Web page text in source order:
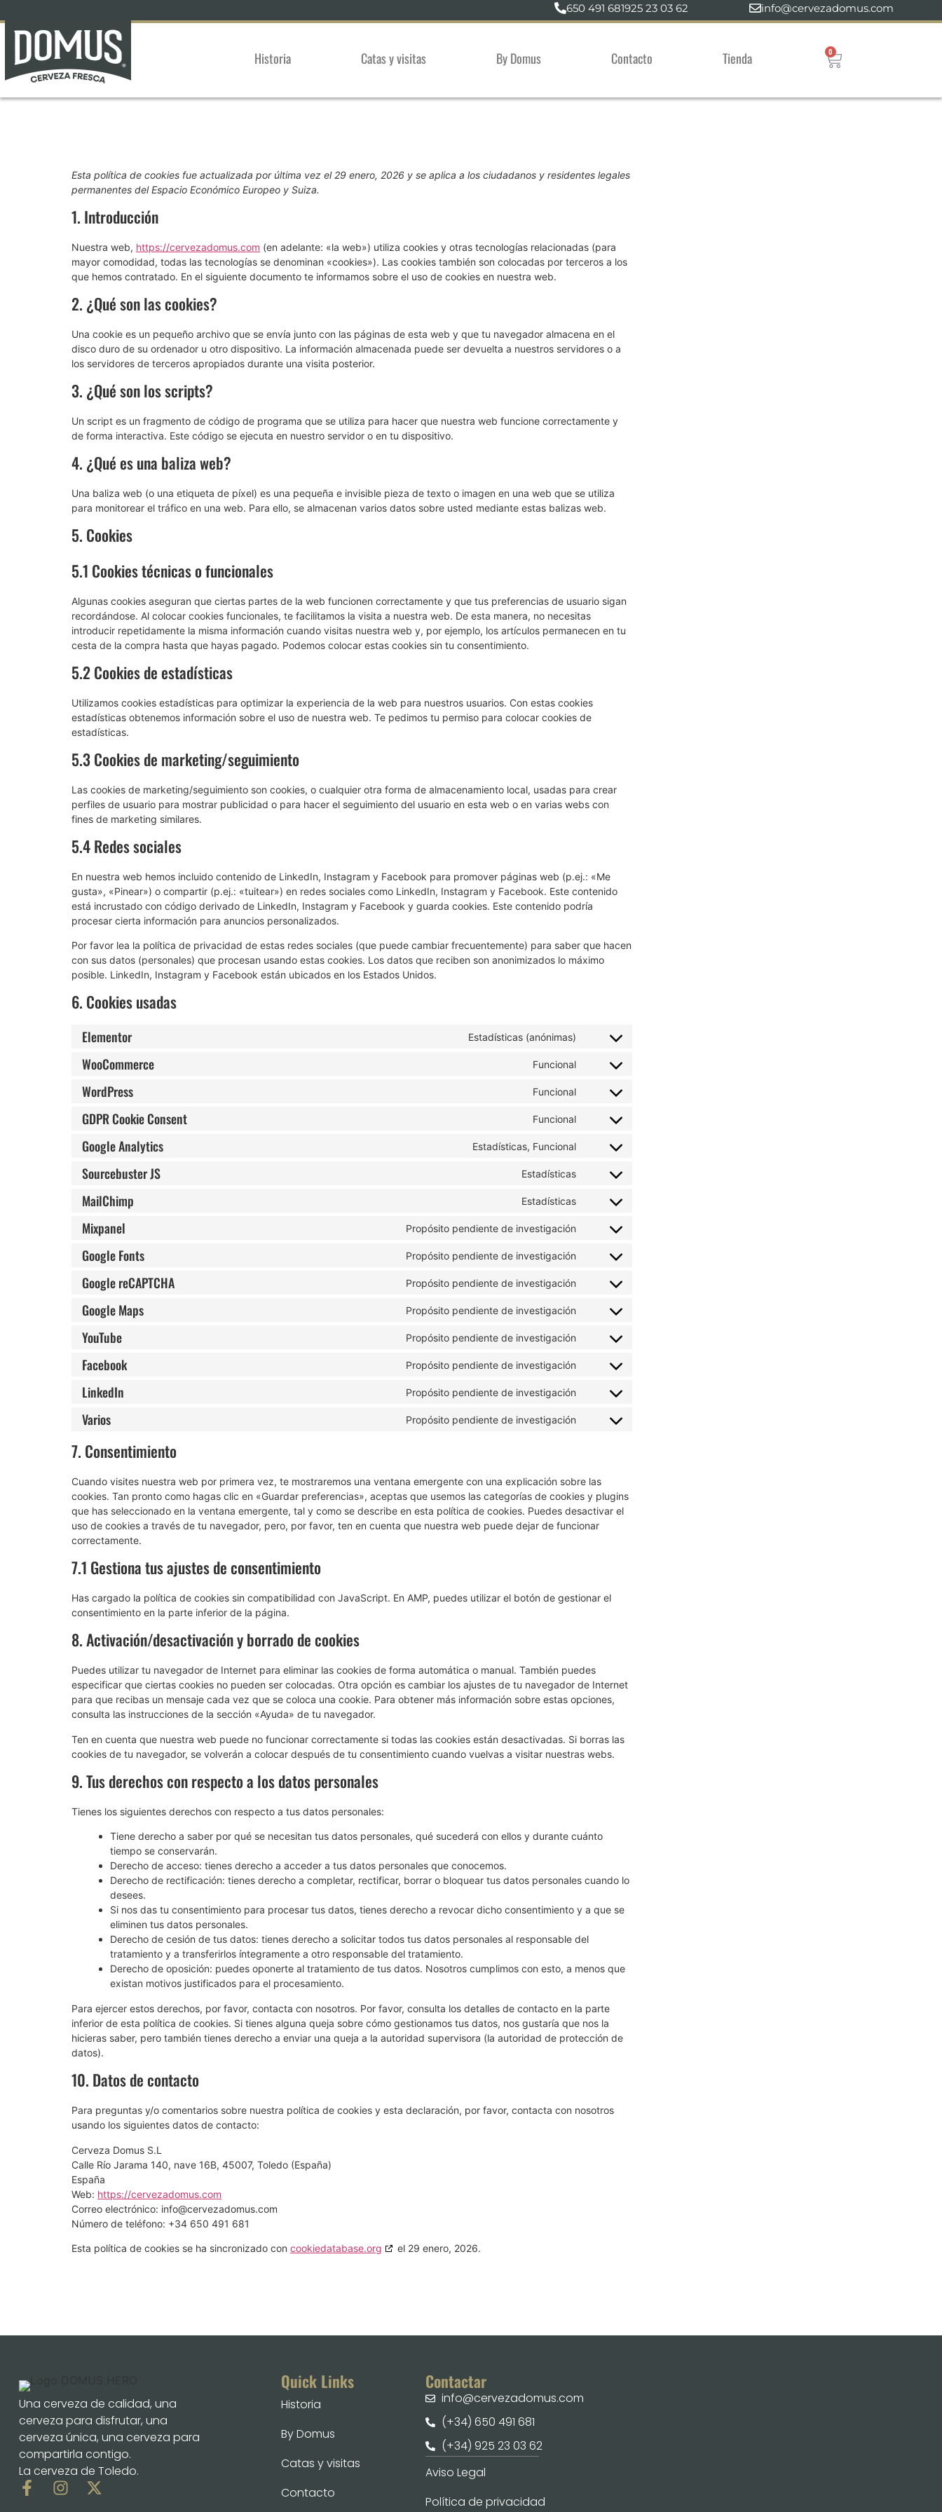
650 491 681925 23 03 62 info@cervezadomus.com
Historia Catas y visitas By Domus Contacto Tienda 0
Esta política de cookies fue actualizada por última vez el 29 enero, 2026 y se aplica a los ciudadanos y residentes legales
permanentes del Espacio Económico Europeo y Suiza.
1. Introducción
Nuestra web, https://cervezadomus.com (en adelante: «la web») utiliza cookies y otras tecnologías relacionadas (para
mayor comodidad, todas las tecnologías se denominan «cookies»). Las cookies también son colocadas por terceros a los
que hemos contratado. En el siguiente documento te informamos sobre el uso de cookies en nuestra web.
2. ¿Qué son las cookies?
Una cookie es un pequeño archivo que se envía junto con las páginas de esta web y que tu navegador almacena en el
disco duro de su ordenador u otro dispositivo. La información almacenada puede ser devuelta a nuestros servidores o a
los servidores de terceros apropiados durante una visita posterior.
3. ¿Qué son los scripts?
Un script es un fragmento de código de programa que se utiliza para hacer que nuestra web funcione correctamente y
de forma interactiva. Este código se ejecuta en nuestro servidor o en tu dispositivo.
4. ¿Qué es una baliza web?
Una baliza web (o una etiqueta de píxel) es una pequeña e invisible pieza de texto o imagen en una web que se utiliza
para monitorear el tráfico en una web. Para ello, se almacenan varios datos sobre usted mediante estas balizas web.
5. Cookies
5.1 Cookies técnicas o funcionales
Algunas cookies aseguran que ciertas partes de la web funcionen correctamente y que tus preferencias de usuario sigan
recordándose. Al colocar cookies funcionales, te facilitamos la visita a nuestra web. De esta manera, no necesitas
introducir repetidamente la misma información cuando visitas nuestra web y, por ejemplo, los artículos permanecen en tu
cesta de la compra hasta que hayas pagado. Podemos colocar estas cookies sin tu consentimiento.
5.2 Cookies de estadísticas
Utilizamos cookies estadísticas para optimizar la experiencia de la web para nuestros usuarios. Con estas cookies
estadísticas obtenemos información sobre el uso de nuestra web. Te pedimos tu permiso para colocar cookies de
estadísticas.
5.3 Cookies de marketing/seguimiento
Las cookies de marketing/seguimiento son cookies, o cualquier otra forma de almacenamiento local, usadas para crear
perfiles de usuario para mostrar publicidad o para hacer el seguimiento del usuario en esta web o en varias webs con
fines de marketing similares.
5.4 Redes sociales
En nuestra web hemos incluido contenido de LinkedIn, Instagram y Facebook para promover páginas web (p.ej.: «Me
gusta», «Pinear») o compartir (p.ej.: «tuitear») en redes sociales como LinkedIn, Instagram y Facebook. Este contenido
está incrustado con código derivado de LinkedIn, Instagram y Facebook y guarda cookies. Este contenido podría
procesar cierta información para anuncios personalizados.
Por favor lea la política de privacidad de estas redes sociales (que puede cambiar frecuentemente) para saber que hacen
con sus datos (personales) que procesan usando estas cookies. Los datos que reciben son anonimizados lo máximo
posible. LinkedIn, Instagram y Facebook están ubicados en los Estados Unidos.
6. Cookies usadas
Elementor Estadísticas (anónimas)
WooCommerce Funcional
WordPress Funcional
GDPR Cookie Consent Funcional
Google Analytics Estadísticas, Funcional
Sourcebuster JS Estadísticas
MailChimp Estadísticas
Mixpanel Propósito pendiente de investigación
Google Fonts Propósito pendiente de investigación
Google reCAPTCHA Propósito pendiente de investigación
Google Maps Propósito pendiente de investigación
YouTube Propósito pendiente de investigación
Facebook Propósito pendiente de investigación
LinkedIn Propósito pendiente de investigación
Varios Propósito pendiente de investigación
7. Consentimiento
Cuando visites nuestra web por primera vez, te mostraremos una ventana emergente con una explicación sobre las
cookies. Tan pronto como hagas clic en «Guardar preferencias», aceptas que usemos las categorías de cookies y plugins
que has seleccionado en la ventana emergente, tal y como se describe en esta política de cookies. Puedes desactivar el
uso de cookies a través de tu navegador, pero, por favor, ten en cuenta que nuestra web puede dejar de funcionar
correctamente.
7.1 Gestiona tus ajustes de consentimiento
Has cargado la política de cookies sin compatibilidad con JavaScript. En AMP, puedes utilizar el botón de gestionar el
consentimiento en la parte inferior de la página.
8. Activación/desactivación y borrado de cookies
Puedes utilizar tu navegador de Internet para eliminar las cookies de forma automática o manual. También puedes
especificar que ciertas cookies no pueden ser colocadas. Otra opción es cambiar los ajustes de tu navegador de Internet
para que recibas un mensaje cada vez que se coloca una cookie. Para obtener más información sobre estas opciones,
consulta las instrucciones de la sección «Ayuda» de tu navegador.
Ten en cuenta que nuestra web puede no funcionar correctamente si todas las cookies están desactivadas. Si borras las
cookies de tu navegador, se volverán a colocar después de tu consentimiento cuando vuelvas a visitar nuestras webs.
9. Tus derechos con respecto a los datos personales
Tienes los siguientes derechos con respecto a tus datos personales:
Tiene derecho a saber por qué se necesitan tus datos personales, qué sucederá con ellos y durante cuánto
tiempo se conservarán.
Derecho de acceso: tienes derecho a acceder a tus datos personales que conocemos.
Derecho de rectificación: tienes derecho a completar, rectificar, borrar o bloquear tus datos personales cuando lo
desees.
Si nos das tu consentimiento para procesar tus datos, tienes derecho a revocar dicho consentimiento y a que se
eliminen tus datos personales.
Derecho de cesión de tus datos: tienes derecho a solicitar todos tus datos personales al responsable del
tratamiento y a transferirlos íntegramente a otro responsable del tratamiento.
Derecho de oposición: puedes oponerte al tratamiento de tus datos. Nosotros cumplimos con esto, a menos que
existan motivos justificados para el procesamiento.
Para ejercer estos derechos, por favor, contacta con nosotros. Por favor, consulta los detalles de contacto en la parte
inferior de esta política de cookies. Si tienes alguna queja sobre cómo gestionamos tus datos, nos gustaría que nos la
hicieras saber, pero también tienes derecho a enviar una queja a la autoridad supervisora (la autoridad de protección de
datos).
10. Datos de contacto
Para preguntas y/o comentarios sobre nuestra política de cookies y esta declaración, por favor, contacta con nosotros
usando los siguientes datos de contacto:
Cerveza Domus S.L
Calle Río Jarama 140, nave 16B, 45007, Toledo (España)
España
Web: https://cervezadomus.com
Correo electrónico: info@cervezadomus.com
Número de teléfono: +34 650 491 681
Esta política de cookies se ha sincronizado con cookiedatabase.org el 29 enero, 2026.
Una cerveza de calidad, una
cerveza para disfrutar, una
cerveza única, una cerveza para
compartirla contigo.
La cerveza de Toledo.
Quick Links
Historia
By Domus
Catas y visitas
Contacto
Contactar
info@cervezadomus.com
(+34) 650 491 681
(+34) 925 23 03 62
Aviso Legal
Política de privacidad